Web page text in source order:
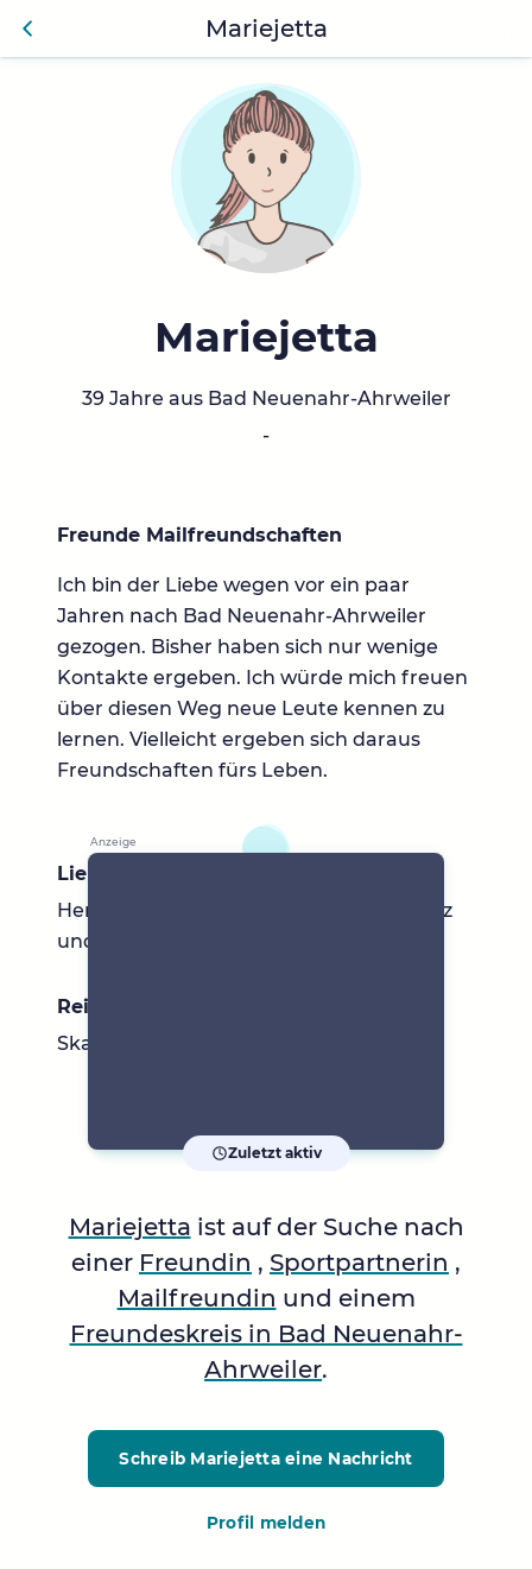
Zurü
Mariejetta
Mariejetta
39 Jahre aus Bad Neuenahr-Ahrweiler
-
Freunde Mailfreundschaften
Ich bin der Liebe wegen vor ein paar
Jahren nach Bad Neuenahr-Ahrweiler
gezogen. Bisher haben sich nur wenige
Kontakte ergeben. Ich würde mich freuen
über diesen Weg neue Leute kennen zu
lernen. Vielleicht ergeben sich daraus
Freundschaften fürs Leben.
Lieblingsbücher
Herr der Ringe, Tribute von Panem, Stolz
und Vorurteil
Reiseziele
Skandinavien, Ireland
Zuletzt aktiv
Mariejetta ist auf der Suche nach
einer Freundin , Sportpartnerin ,
Mailfreundin und einem
Freundeskreis in Bad Neuenahr-
Ahrweiler.
Schreib Mariejettaeine Nachricht
Profil melden